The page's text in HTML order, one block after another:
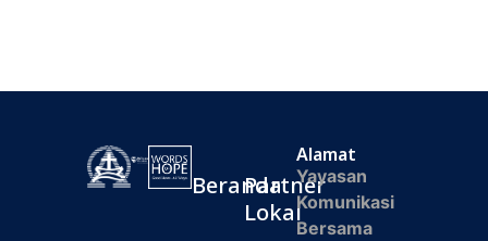
BerandaPartner
Lokal
Alamat
Yayasan
Komunikasi
Bersama